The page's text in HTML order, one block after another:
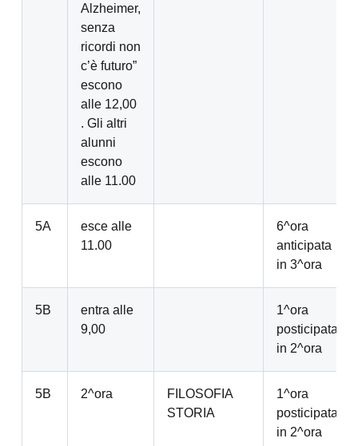
Alzheimer,
senza
ricordi non
c’è futuro”
escono
alle 12,00
. Gli altri
alunni
escono
alle 11.00
5A
esce alle
11.00
6^ora
anticipata
in 3^ora
5B
entra alle
9,00
1^ora
posticipata
in 2^ora
5B 2^ora
FILOSOFIA
STORIA
1^ora
posticipata
in 2^ora